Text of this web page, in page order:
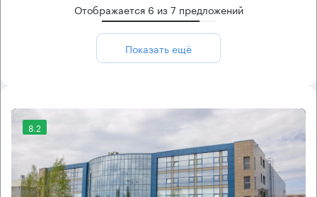
Отображается 6 из7 предложений
Показать ещё
8.2